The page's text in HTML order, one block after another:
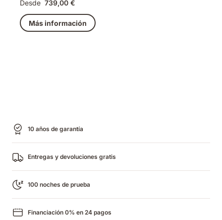
Desde 739,00 €
Más información
10 años de garantía
Entregas y devoluciones gratis
100 noches de prueba
Financiación 0% en 24 pagos